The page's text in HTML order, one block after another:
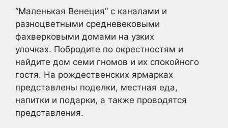
“Маленькая Венеция” с каналами и
разноцветными средневековыми
фахверковыми домами на узких
улочках. Побродите по окрестностям и
найдите дом семи гномов и их спокойного
гостя. На рождественских ярмарках
представлены поделки, местная еда,
напитки и подарки, а также проводятся
представления.